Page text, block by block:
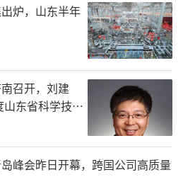
，但中西医结合教育的发
前。
学院创始人之一、王力
炉，山东半年
召开，刘建
东省科学技术
峰会昨日开幕，跨国公司高质量